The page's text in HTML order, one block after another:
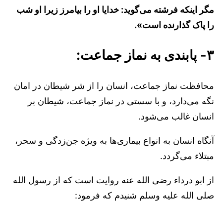
مگر اینکه فرشته می‌گوید: خدایا او را بیامرز زیرا او شب
را پاک گذارنده است».
۳- پابندی به نماز جماعت:
محافظت نماز جماعت، انسان را از شر شیطان در امان
نگه می‌دارد، و با سستی در نماز جماعت، شیطان بر
انسان غالب می‌شود.
آنگاه انسان به انواع بیماری‌ها به ویژه جن‌زدگی و سحر،
مبتلاء می‌گردد.
از ابو درداء رضی الله عنه روایت است که از رسول الله
صلی الله علیه وسلم شنیدم که فرمود: